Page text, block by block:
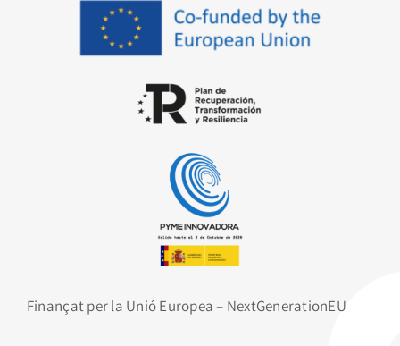
Finançat per la Unió Europea – NextGenerationEU